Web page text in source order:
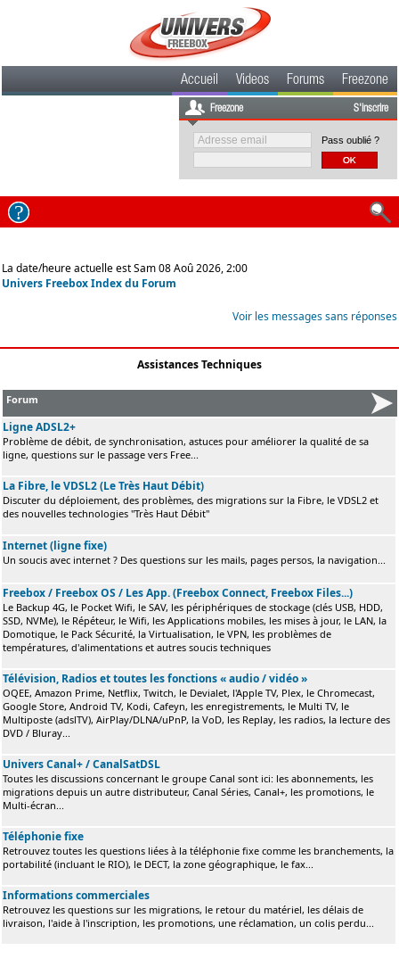
Accueil Videos Forums Freezone
Freezone S'inscrire
Pass oublié ?
La date/heure actuelle est Sam 08 Aoû 2026, 2:00
Univers Freebox Index du Forum
Voir les messages sans réponses
Assistances Techniques
Forum
Ligne ADSL2+
Problème de débit, de synchronisation, astuces pour améliorer la qualité de sa
ligne, questions sur le passage vers Free...
La Fibre, le VDSL2 (Le Très Haut Débit)
Discuter du déploiement, des problèmes, des migrations sur la Fibre, le VDSL2 et
des nouvelles technologies "Très Haut Débit"
Internet (ligne fixe)
Un soucis avec internet ? Des questions sur les mails, pages persos, la navigation...
Freebox / Freebox OS / Les App. (Freebox Connect, Freebox Files...)
Le Backup 4G, le Pocket Wifi, le SAV, les périphériques de stockage (clés USB, HDD,
SSD, NVMe), le Répéteur, le Wifi, les Applications mobiles, les mises à jour, le LAN, la
Domotique, le Pack Sécurité, la Virtualisation, le VPN, les problèmes de
températures, d'alimentations et autres soucis techniques
Télévision, Radios et toutes les fonctions « audio / vidéo »
OQEE, Amazon Prime, Netflix, Twitch, le Devialet, l'Apple TV, Plex, le Chromecast,
Google Store, Android TV, Kodi, Cafeyn, les enregistrements, le Multi TV, le
Multiposte (adslTV), AirPlay/DLNA/uPnP, la VoD, les Replay, les radios, la lecture des
DVD / Bluray...
Univers Canal+ / CanalSatDSL
Toutes les discussions concernant le groupe Canal sont ici: les abonnements, les
migrations depuis un autre distributeur, Canal Séries, Canal+, les promotions, le
Multi-écran...
Téléphonie fixe
Retrouvez toutes les questions liées à la téléphonie fixe comme les branchements, la
portabilité (incluant le RIO), le DECT, la zone géographique, le fax...
Informations commerciales
Retrouvez les questions sur les migrations, le retour du matériel, les délais de
livraison, l'aide à l'inscription, les promotions, une réclamation, un colis perdu...